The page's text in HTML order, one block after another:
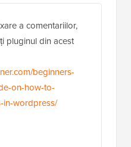
a comentariilor,
pluginul din acest
beginners-
on-how-to-
in-wordpress/